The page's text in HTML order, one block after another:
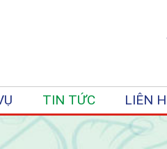
TIN TỨC LIÊN